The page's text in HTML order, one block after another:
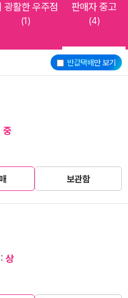
광활한 우주점
(1)
판매자 중고
(4)
반값택배만 보기
중
보관함
상